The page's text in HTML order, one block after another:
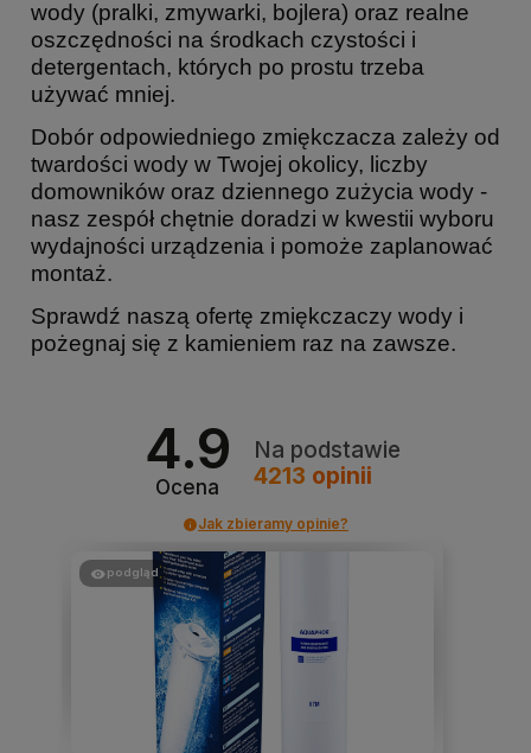
wody (pralki, zmywarki, bojlera) oraz realne
oszczędności na środkach czystości i
detergentach, których po prostu trzeba
używać mniej.
Dobór odpowiedniego zmiękczacza zależy od
twardości wody w Twojej okolicy, liczby
domowników oraz dziennego zużycia wody -
nasz zespół chętnie doradzi w kwestii wyboru
wydajności urządzenia i pomoże zaplanować
montaż.
Sprawdź naszą ofertę zmiękczaczy wody i
pożegnaj się z kamieniem raz na zawsze.
4.9
Ocena
Na podstawie
4213 opinii
Jak zbieramy opinie?
podgląd